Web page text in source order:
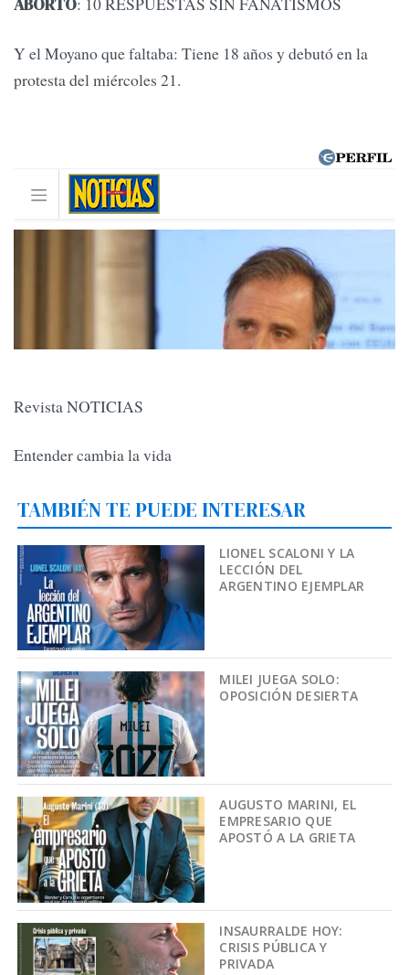
Y el Moyano que faltaba: Tiene 18 años y debutó en la
protesta del miércoles 21.
Revista NOTICIAS
Entender cambia la vida
TAMBIÉN TE PUEDE INTERESAR
LIONEL SCALONI Y LA
LECCIÓN DEL
ARGENTINO EJEMPLAR
MILEI JUEGA SOLO:
OPOSICIÓN DESIERTA
AUGUSTO MARINI, EL
EMPRESARIO QUE
APOSTÓ A LA GRIETA
INSAURRALDE HOY:
CRISIS PÚBLICA Y
PRIVADA